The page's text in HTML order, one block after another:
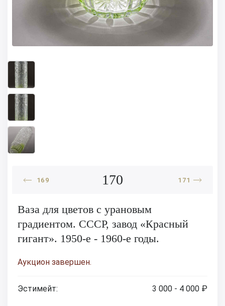
169 170 171
Ваза для цветов с урановым
градиентом. СССР, завод «Красный
гигант». 1950-е - 1960-е годы.
Аукцион завершен.
Эстимейт: 3 000 - 4 000 ₽